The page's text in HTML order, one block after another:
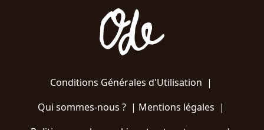
Conditions Générales d'Utilisation |
Qui sommes-nous ?| Mentions légales |